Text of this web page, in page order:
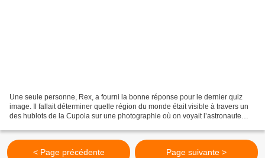
Une seule personne, Rex, a fourni la bonne réponse pour le dernier quiz
image. Il fallait déterminer quelle région du monde était visible à travers un
des hublots de la Cupola sur une photographie où on voyait l’astronaute
< Page précédente Page suivante >